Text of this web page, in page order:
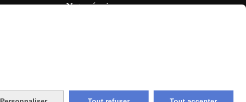
Notre équipe